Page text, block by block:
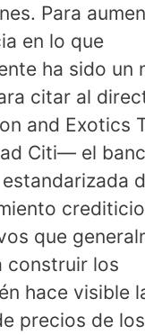
Para
en lo que
ha sido un
citar al
and Exotics
Citi— el
que
construir los
hace visible
precios de